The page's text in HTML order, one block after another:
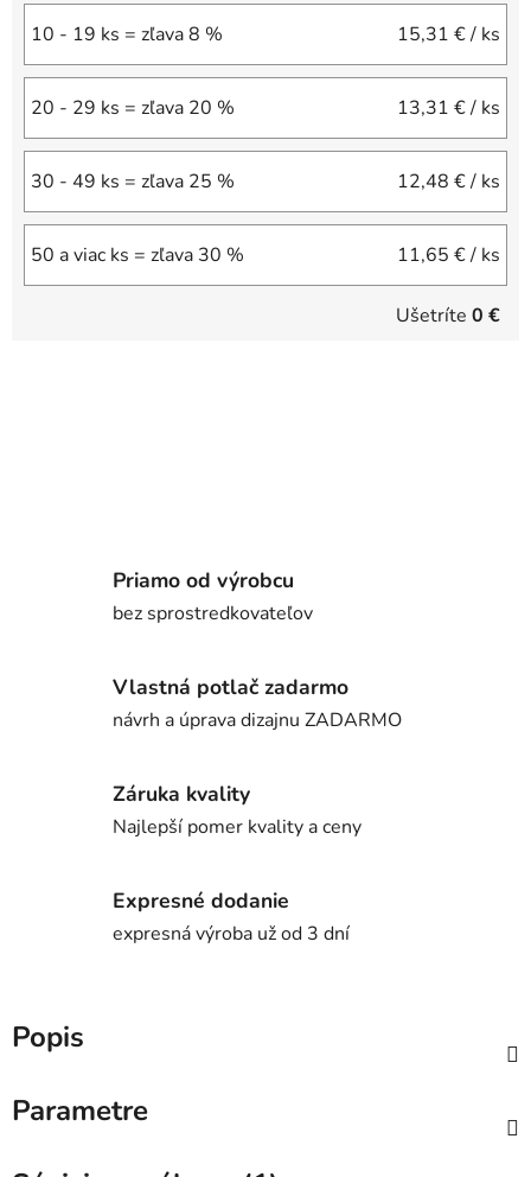
10 - 19 ks = zľava 8 % 15,31 €/ ks
20 - 29 ks = zľava 20 % 13,31 €/ ks
30 - 49 ks = zľava 25 % 12,48 €/ ks
50 a viac ks = zľava 30 % 11,65 €/ ks
Ušetríte 0 €
Priamo od výrobcu
bez sprostredkovateľov
Vlastná potlač zadarmo
návrh a úprava dizajnu ZADARMO
Záruka kvality
Najlepší pomer kvality a ceny
Expresné dodanie
expresná výroba už od 3 dní
Popis
Parametre